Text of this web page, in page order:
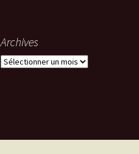
Archives
Archives